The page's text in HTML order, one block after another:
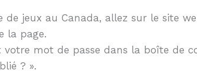
de jeux au Canada, allez sur le site
la page.
mot de passe dans la boîte de
? ».